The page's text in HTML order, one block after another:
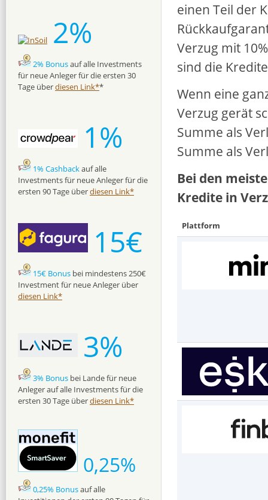
einen Teil der
Verzug mit
sind die
Wenn eine
Verzug gerät
Summe als
Summe als
Bei den
Kredite in
Plattform
2%
2% Bonusauf alle Investments
für neue Anleger für die ersten 30
Tage überdiesen Link**
1%
1% Cashbackauf alle
Investments für neue Anleger für die
ersten 90 Tage überdiesen Link*
15€
15€ Bonus bei mindestens 250€
Investment für neue Anleger über
diesen Link*
3%
3% Bonus bei Lande für neue
Anleger auf alle Investments für die
ersten 30 Tage überdiesen Link*
0,25%
0,25% Bonusauf alle